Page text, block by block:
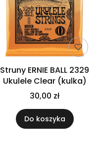
Struny ERNIE BALL 2329
Ukulele Clear (kulka)
30,00 zł
Do koszyka